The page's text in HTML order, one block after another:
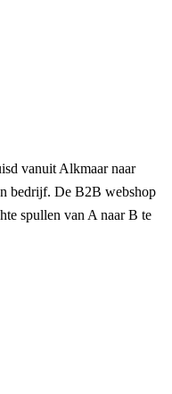
vanuit Alkmaar naar
bedrijf. De B2B webshop
spullen van A naar B te